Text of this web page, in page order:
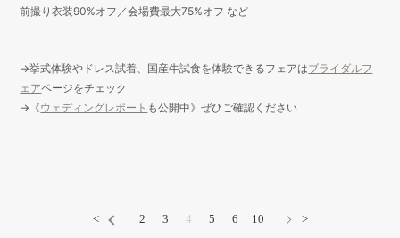
前撮り衣装90%オフ／会場費最大75%オフ など
→挙式体験やドレス試着、国産牛試食を体験できるフェアはブライダルフ
ェアページをチェック
→《ウェディングレポート も公開中》ぜひご確認ください
< 2 3 4 5 6 10 >